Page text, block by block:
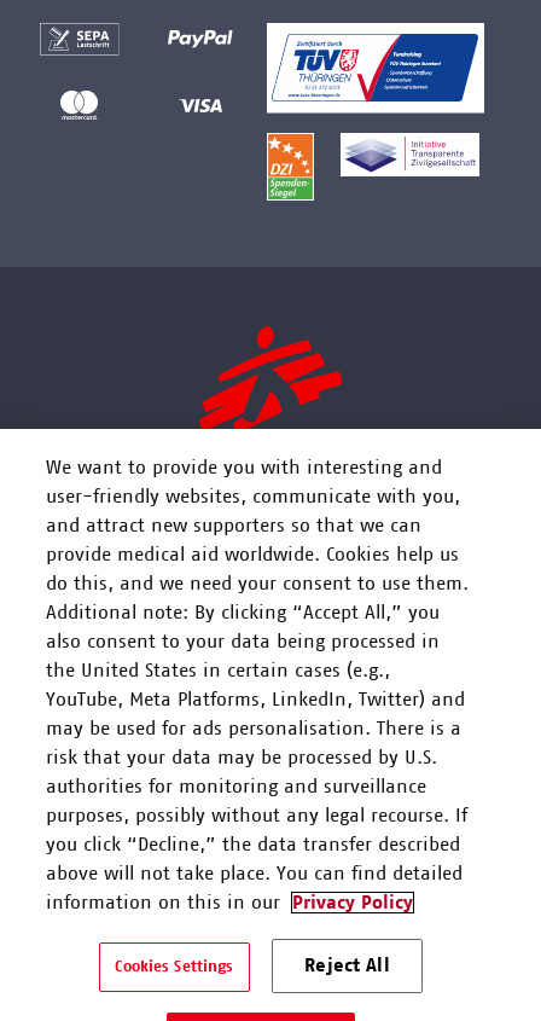
FOLGEN SIE UNS
Mitarbeiten
Spenden
Kontakt & Support
Ärzte ohne Grenzen e.V. ist als eingetragene gemeinnützige
Organisation von der Körperschaft- und Gewerbesteuer gem. §5 I
We want to provide you with interesting and
user-friendly websites, communicate with you,
and attract new supporters so that we can
provide medical aid worldwide. Cookies help us
do this, and we need your consent to use them.
Additional note: By clicking “Accept All,” you
also consent to your data being processed in
the United States in certain cases (e.g.,
YouTube, Meta Platforms, LinkedIn, Twitter) and
may be used for ads personalisation. There is a
risk that your data may be processed by U.S.
authorities for monitoring and surveillance
purposes, possibly without any legal recourse. If
you click “Decline,” the data transfer described
above will not take place. You can find detailed
information on this in our
Privacy Policy
Cookies Settings Reject All